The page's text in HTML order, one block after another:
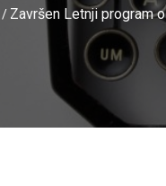
/ Završen Letnji program